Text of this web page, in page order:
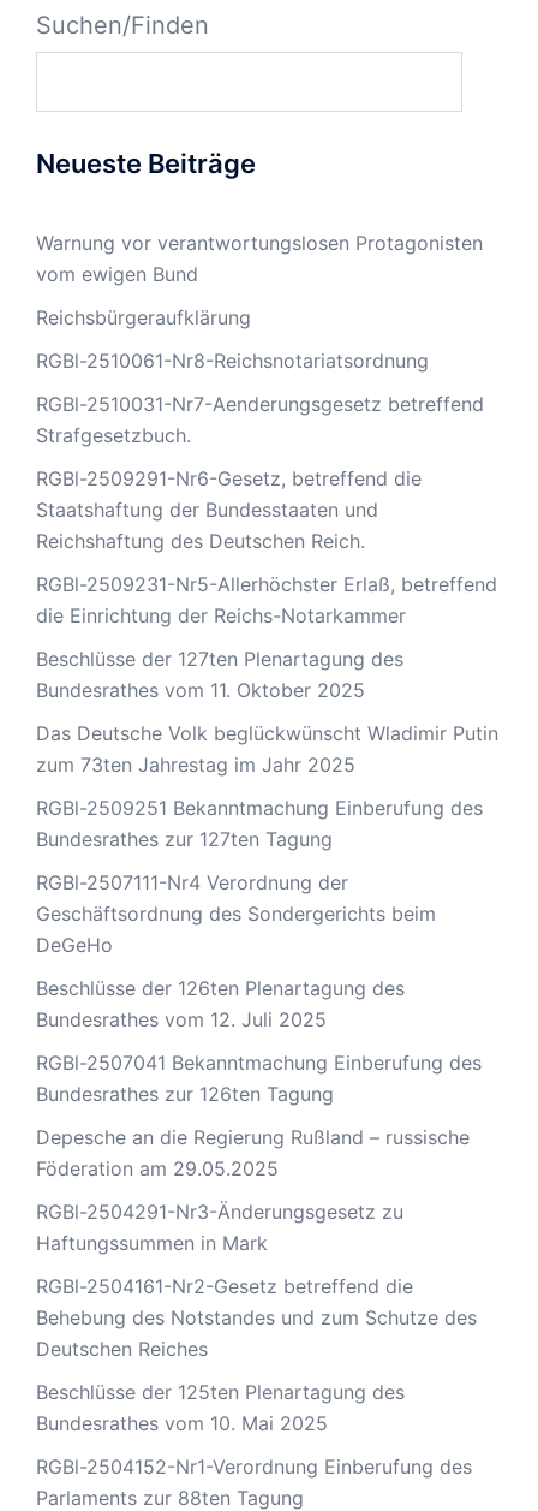
Suchen/Finden
Neueste Beiträge
Warnung vor verantwortungslosen Protagonisten
vom ewigen Bund
Reichsbürgeraufklärung
RGBl-2510061-Nr8-Reichsnotariatsordnung
RGBl-2510031-Nr7-Aenderungsgesetz betreffend
Strafgesetzbuch.
RGBl-2509291-Nr6-Gesetz, betreffend die
Staatshaftung der Bundesstaaten und
Reichshaftung des Deutschen Reich.
RGBl-2509231-Nr5-Allerhöchster Erlaß, betreffend
die Einrichtung der Reichs-Notarkammer
Beschlüsse der 127ten Plenartagung des
Bundesrathes vom 11. Oktober 2025
Das Deutsche Volk beglückwünscht Wladimir Putin
zum 73ten Jahrestag im Jahr 2025
RGBl-2509251 Bekanntmachung Einberufung des
Bundesrathes zur 127ten Tagung
RGBl-2507111-Nr4 Verordnung der
Geschäftsordnung des Sondergerichts beim
DeGeHo
Beschlüsse der 126ten Plenartagung des
Bundesrathes vom 12. Juli 2025
RGBl-2507041 Bekanntmachung Einberufung des
Bundesrathes zur 126ten Tagung
Depesche an die Regierung Rußland – russische
Föderation am 29.05.2025
RGBl-2504291-Nr3-Änderungsgesetz zu
Haftungssummen in Mark
RGBl-2504161-Nr2-Gesetz betreffend die
Behebung des Notstandes und zum Schutze des
Deutschen Reiches
Beschlüsse der 125ten Plenartagung des
Bundesrathes vom 10. Mai 2025
RGBl-2504152-Nr1-Verordnung Einberufung des
Parlaments zur 88ten Tagung